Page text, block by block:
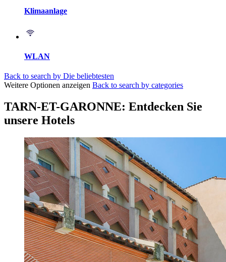
Klimaanlage
WLAN
Back to search by Die beliebtesten
Weitere Optionen anzeigen Back to search by categories
TARN-ET-GARONNE: Entdecken Sie
unsere Hotels